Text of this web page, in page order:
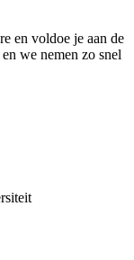
en voldoe je aan de
we nemen zo snel